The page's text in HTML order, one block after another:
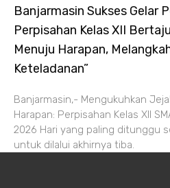
Banjarmasin Sukses Gelar
Perpisahan Kelas XII
Menuju Harapan,
Keteladanan”
Banjarmasin,- Mengukuhkan
Harapan: Perpisahan Kelas XII
2026 Hari yang paling ditunggu
untuk dilalui akhirnya tiba.